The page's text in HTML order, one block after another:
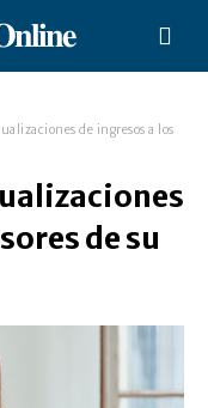
de ingresos a los
de su